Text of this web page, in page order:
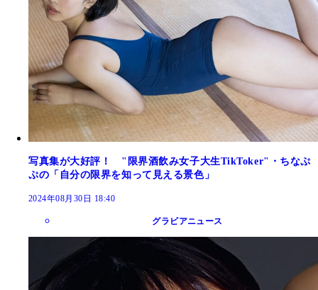
写真集が大好評！ "限界酒飲み女子大生TikToker"・ちなぷ
ぷの「自分の限界を知って見える景色」
2024年08月30日 18:40
グラビアニュース